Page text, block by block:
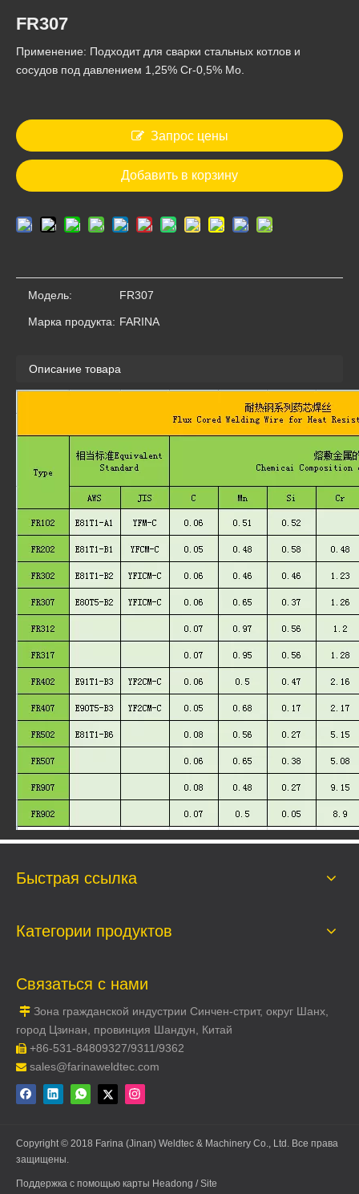
FR302 FR202
FR102
FR307
Применение: Подходит для сварки стальных котлов и
сосудов под давлением 1,25% Cr-0,5% Мо.
Запрос цены
Добавить в корзину
Модель: FR307
Марка продукта: FARINA
Описание товара
Быстрая ссылка
Категории продуктов
Связаться с нами
 Зона гражданской индустрии Синчен-стрит, округ Шанх,
город Цзинан, провинция Шандун, Китай
 +86-531-84809327/9311/9362
 sales@farinaweldtec.com
Copyright © 2018 Farina (Jinan) Weldtec & Machinery Co., Ltd. Все права
защищены.
Поддержка с помощью карты Headong / Site